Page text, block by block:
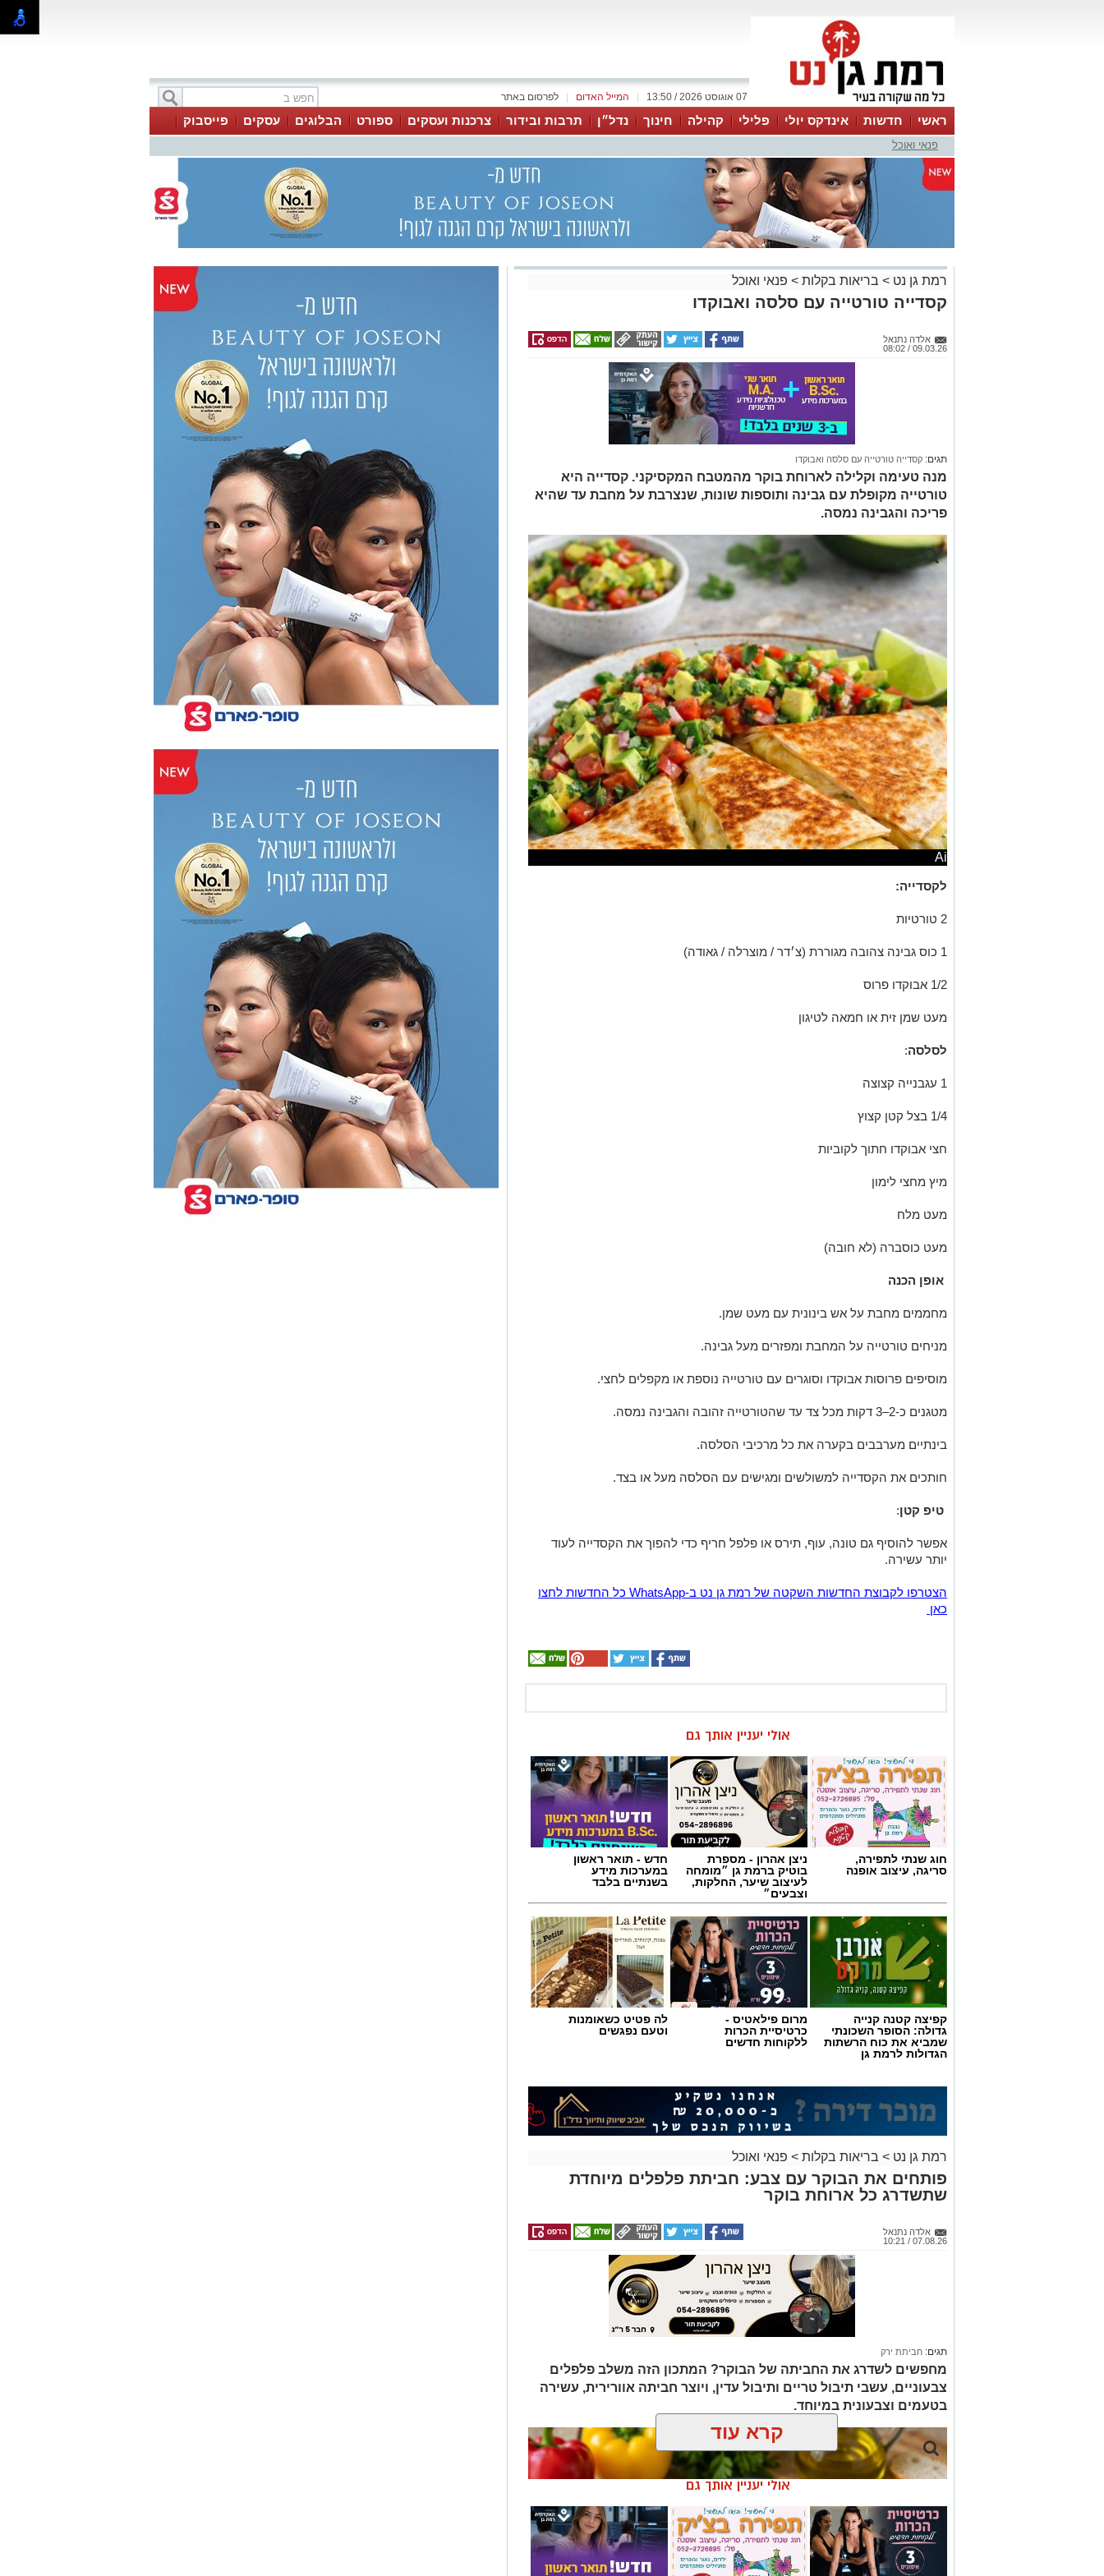
לפרסום באתר המייל האדום 07 אוגוסט 2026 / 13:50
ראשי חדשות אינדקס יולי פלילי קהילה חינוך נדל״ן תרבות ובידור צרכנות ועסקים ספורט הבלוגים עסקים
פייסבוק
ווטסאפ
פנאי ואוכל
רמת גן נט > בריאות בקלות > פנאי ואוכל
קסדייה טורטייה עם סלסה ואבוקדו
אלדה נתנאל
09.03.26 / 08:02
קסדייה טורטייה עם סלסה ואבוקדו
מנה טעימה וקלילה לארוחת בוקר מהמטבח המקסיקני. קסדייה היא
טורטייה מקופלת עם גבינה ותוספות שונות, שנצרבת על מחבת עד שהיא
פריכה והגבינה נמסה.
Ai
לקסדייה:
2 טורטיות
1 כוס גבינה צהובה מגוררת (צ׳דר / מוצרלה / גאודה)
1/2 אבוקדו פרוס
מעט שמן זית או חמאה לטיגון
לסלסה
1/4 בצל קטן קצוץ
חצי אבוקדו חתוך לקוביות
מיץ מחצי לימון
מעט כוסברה (לא חובה)
אופן הכנה
מחממים מחבת על אש בינונית עם מעט שמן.
מוסיפים פרוסות אבוקדו וסוגרים עם טורטייה נוספת או מקפלים לחצי.
חותכים את הקסדייה למשולשים ומגישים עם הסלסה מעל או בצד.
אפשר להוסיף גם טונה, עוף, תירס או פלפל חריף כדי להפוך את הקסדייה לעוד
אולי יעניין אותך גם
חוג שנתי לתפירה,
סריגה, עיצוב אופנה
ניצן אהרון - מספרת
בוטיק ברמת גן ״מומחה
לעיצוב שיער, החלקות,
וצבעים״
חדש - תואר ראשון
במערכות מידע
בשנתיים בלבד
קפיצה קטנה קנייה
גדולה: הסופר השכונתי
שמביא את כוח הרשתות
הגדולות לרמת גן
מרום פילאטיס -
כרטיסיית הכרות
ללקוחות חדשים
לה פטיט כשאומנות
וטעם נפגשים
רמת גן נט>בריאות בקלות>פנאי ואוכל
פותחים את הבוקר עם צבע: חביתת פלפלים מיוחדת
שתשדרג כל ארוחת בוקר
אלדה נתנאל
מחפשים לשדרג את החביתה של הבוקר? המתכון הזה משלב פלפלים
צבעוניים, עשבי תיבול טריים ותיבול עדין, ויוצר חביתה אוורירית, עשירה
בטעמים וצבעונית במיוחד.
קרא עוד
אולי יעניין אותך גם
מרום פילאטיס -
כרטיסיית הכרות
ללקוחות חדשים
חוג שנתי לתפירה,
סריגה, עיצוב אופנה
חדש - תואר ראשון
במערכות מידע
בשנתיים בלבד